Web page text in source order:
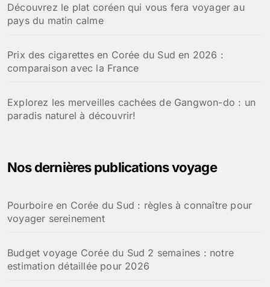
Découvrez le plat coréen qui vous fera voyager au
pays du matin calme
Prix des cigarettes en Corée du Sud en 2026 :
comparaison avec la France
Explorez les merveilles cachées de Gangwon-do : un
paradis naturel à découvrir!
Nos dernières publications voyage
Pourboire en Corée du Sud : règles à connaître pour
voyager sereinement
Budget voyage Corée du Sud 2 semaines : notre
estimation détaillée pour 2026